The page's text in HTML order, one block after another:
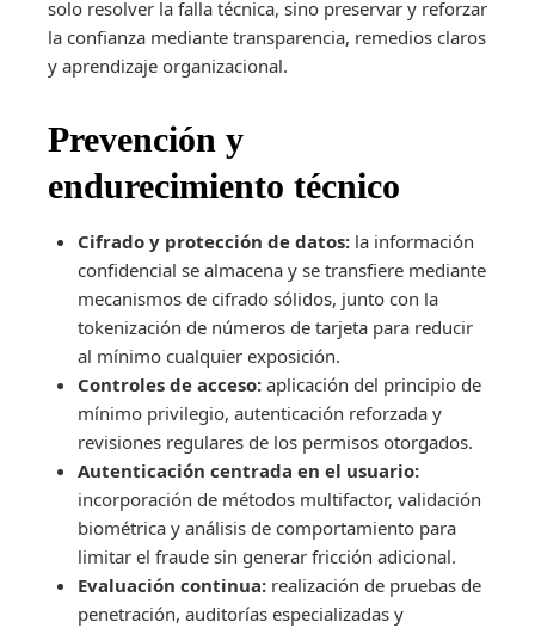
solo resolver la falla técnica, sino preservar y reforzar
la confianza mediante transparencia, remedios claros
y aprendizaje organizacional.
Prevención y
endurecimiento técnico
Cifrado y protección de datos: la información
confidencial se almacena y se transfiere mediante
mecanismos de cifrado sólidos, junto con la
tokenización de números de tarjeta para reducir
al mínimo cualquier exposición.
Controles de acceso: aplicación del principio de
mínimo privilegio, autenticación reforzada y
revisiones regulares de los permisos otorgados.
Autenticación centrada en el usuario:
incorporación de métodos multifactor, validación
biométrica y análisis de comportamiento para
limitar el fraude sin generar fricción adicional.
Evaluación continua: realización de pruebas de
penetración, auditorías especializadas y